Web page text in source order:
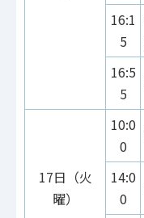
16:1
5
16:5
5
17日（火
曜）
10:0
0
14:0
0